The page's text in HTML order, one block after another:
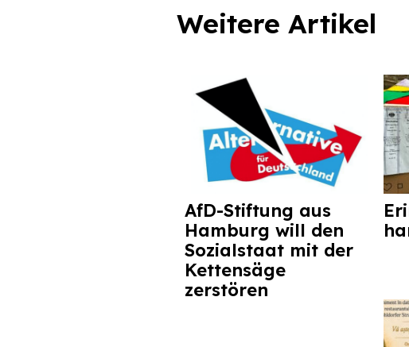
Weitere Artikel
AfD-Stiftung aus
Hamburg will den
Sozialstaat mit der
Kettensäge
zerstören